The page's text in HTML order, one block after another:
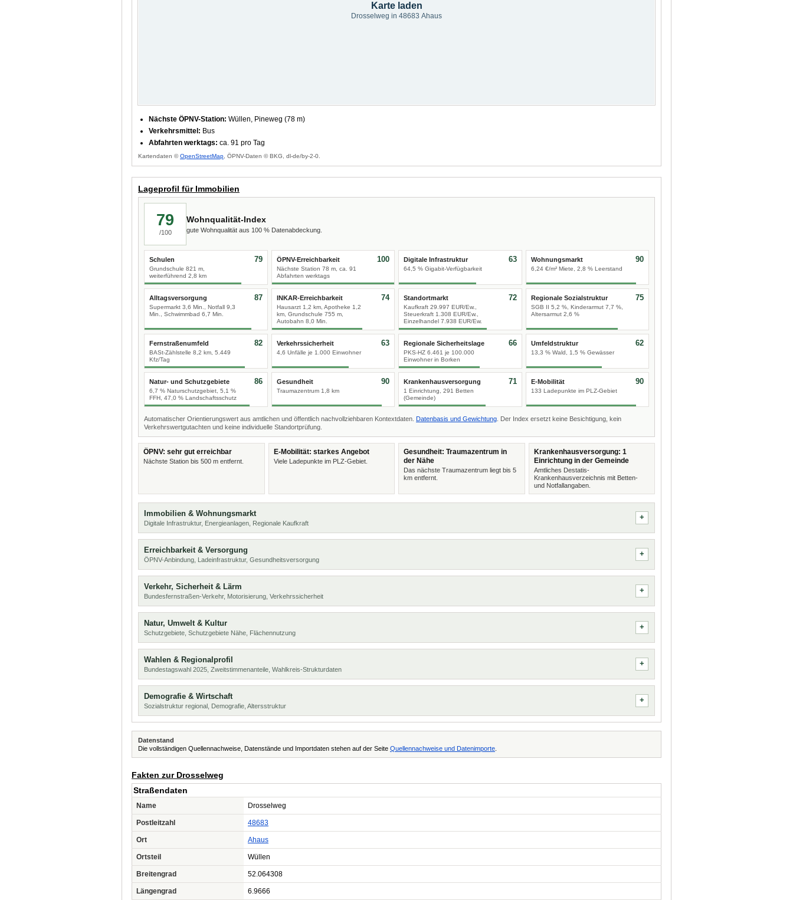
Karte laden
Drosselweg in 48683 Ahaus
Nächste ÖPNV-Station: Wüllen, Pineweg (78 m)
Verkehrsmittel: Bus
Abfahrten werktags: ca. 91 pro Tag
Kartendaten ©OpenStreetMap , ÖPNV-Daten © BKG, dl-de/by-2-0.
Lageprofil für Immobilien
79
/100
Wohnqualität-Index
gute Wohnqualität aus 100 % Datenabdeckung.
Schulen
Grundschule 821 m,
weiterführend 2,8 km
79 ÖPNV-Erreichbarkeit
Nächste Station 78 m, ca. 91
Abfahrten werktags
100 Digitale Infrastruktur
64,5 % Gigabit-Verfügbarkeit
63 Wohnungsmarkt
6,24 €/m² Miete, 2,8 % Leerstand
90
Alltagsversorgung
Supermarkt 3,6 Min., Notfall 9,3
Min., Schwimmbad 6,7 Min.
87 INKAR-Erreichbarkeit
Hausarzt 1,2 km, Apotheke 1,2
km, Grundschule 755 m,
Autobahn 8,0 Min.
74 Standortmarkt
Kaufkraft 29.997 EUR/Ew.,
Steuerkraft 1.308 EUR/Ew.,
Einzelhandel 7.938 EUR/Ew.
72 Regionale Sozialstruktur
SGB II 5,2 %, Kinderarmut 7,7 %,
Altersarmut 2,6 %
75
Fernstraßenumfeld
BASt-Zählstelle 8,2 km, 5.449
Kfz/Tag
82 Verkehrssicherheit
4,6 Unfälle je 1.000 Einwohner
63 Regionale Sicherheitslage
PKS-HZ 6.461 je 100.000
Einwohner in Borken
66 Umfeldstruktur
13,3 % Wald, 1,5 % Gewässer
62
Natur- und Schutzgebiete
6,7 % Naturschutzgebiet, 5,1 %
FFH, 47,0 % Landschaftsschutz
86 Gesundheit
Traumazentrum 1,8 km
90 Krankenhausversorgung
1 Einrichtung, 291 Betten
(Gemeinde)
71 E-Mobilität
133 Ladepunkte im PLZ-Gebiet
90
Automatischer Orientierungswert aus amtlichen und öffentlich nachvollziehbaren Kontextdaten. Datenbasis und Gewichtung . Der Index ersetzt keine Besichtigung, kein
Verkehrswertgutachten und keine individuelle Standortprüfung.
ÖPNV: sehr gut erreichbar
Nächste Station bis 500 m entfernt.
E-Mobilität: starkes Angebot
Viele Ladepunkte im PLZ-Gebiet.
Gesundheit: Traumazentrum in
der Nähe
Das nächste Traumazentrum liegt bis 5
km entfernt.
Krankenhausversorgung: 1
Einrichtung in der Gemeinde
Amtliches Destatis-
Krankenhausverzeichnis mit Betten-
und Notfallangaben.
Immobilien & Wohnungsmarkt
Digitale Infrastruktur, Energieanlagen, Regionale Kaufkraft
Erreichbarkeit & Versorgung
ÖPNV-Anbindung, Ladeinfrastruktur, Gesundheitsversorgung
Verkehr, Sicherheit & Lärm
Bundesfernstraßen-Verkehr, Motorisierung, Verkehrssicherheit
Natur, Umwelt & Kultur
Schutzgebiete, Schutzgebiete Nähe, Flächennutzung
Wahlen & Regionalprofil
Bundestagswahl 2025, Zweitstimmenanteile, Wahlkreis-Strukturdaten
Demografie & Wirtschaft
Sozialstruktur regional, Demografie, Altersstruktur
Datenstand
Die vollständigen Quellennachweise, Datenstände und Importdaten stehen auf der Seite Quellennachweise und Datenimporte
Fakten zur Drosselweg
Straßendaten
Name Drosselweg
Postleitzahl 48683
Ort Ahaus
Ortsteil Wüllen
Breitengrad 52.064308
Längengrad 6.9666